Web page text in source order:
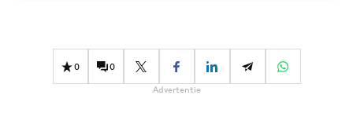
Effectiviteit
Gedragsverandering
0 0
Advertentie